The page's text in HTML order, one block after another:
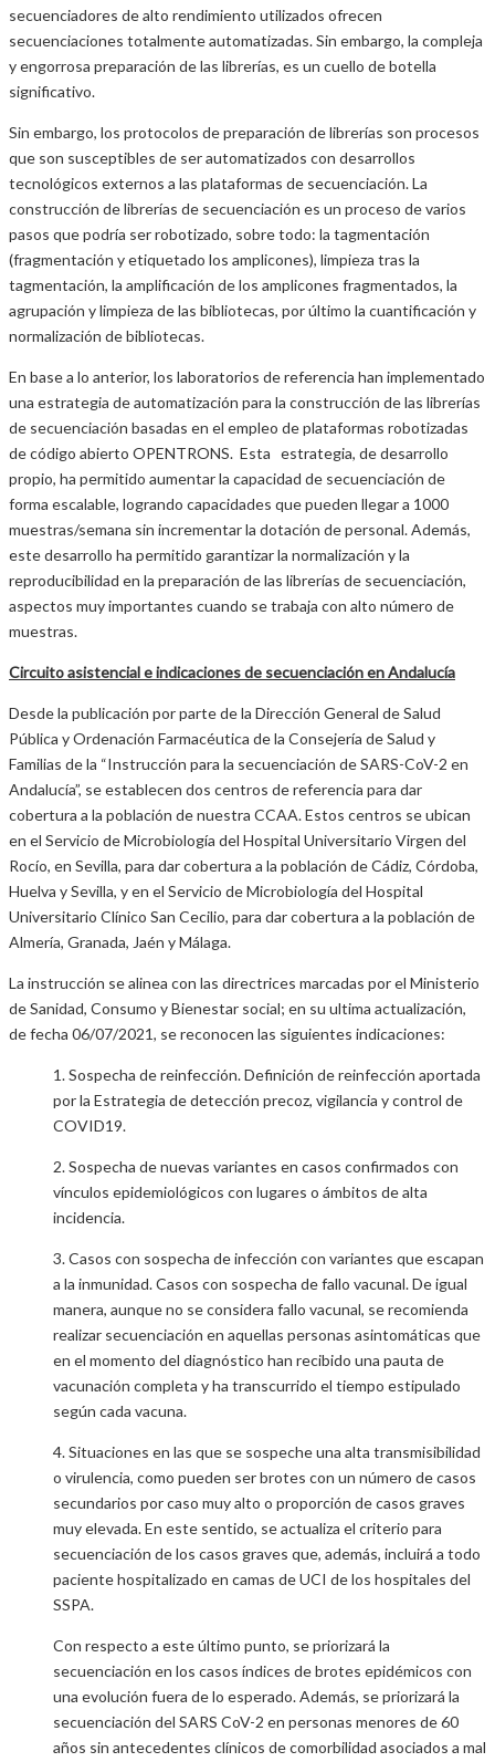
secuenciadores de alto rendimiento utilizados ofrecen
secuenciaciones totalmente automatizadas. Sin embargo, la compleja
y engorrosa preparación de las librerías, es un cuello de botella
significativo.
Sin embargo, los protocolos de preparación de librerías son procesos
que son susceptibles de ser automatizados con desarrollos
tecnológicos externos a las plataformas de secuenciación. La
construcción de librerías de secuenciación es un proceso de varios
pasos que podría ser robotizado, sobre todo: la tagmentación
(fragmentación y etiquetado los amplicones), limpieza tras la
tagmentación, la amplificación de los amplicones fragmentados, la
agrupación y limpieza de las bibliotecas, por último la cuantificación y
normalización de bibliotecas.
En base a lo anterior, los laboratorios de referencia han implementado
una estrategia de automatización para la construcción de las librerías
de secuenciación basadas en el empleo de plataformas robotizadas
de código abierto OPENTRONS. Esta estrategia, de desarrollo
propio, ha permitido aumentar la capacidad de secuenciación de
forma escalable, logrando capacidades que pueden llegar a 1000
muestras/semana sin incrementar la dotación de personal. Además,
este desarrollo ha permitido garantizar la normalización y la
reproducibilidad en la preparación de las librerías de secuenciación,
aspectos muy importantes cuando se trabaja con alto número de
muestras.
Circuito asistencial e indicaciones de secuenciación en Andalucía
Desde la publicación por parte de la Dirección General de Salud
Pública y Ordenación Farmacéutica de la Consejería de Salud y
Familias de la “Instrucción para la secuenciación de SARS-CoV-2 en
Andalucía”, se establecen dos centros de referencia para dar
cobertura a la población de nuestra CCAA. Estos centros se ubican
en el Servicio de Microbiología del Hospital Universitario Virgen del
Rocío, en Sevilla, para dar cobertura a la población de Cádiz, Córdoba,
Huelva y Sevilla, y en el Servicio de Microbiología del Hospital
Universitario Clínico San Cecilio, para dar cobertura a la población de
Almería, Granada, Jaén y Málaga.
La instrucción se alinea con las directrices marcadas por el Ministerio
de Sanidad, Consumo y Bienestar social; en su ultima actualización,
de fecha 06/07/2021, se reconocen las siguientes indicaciones:
1. Sospecha de reinfección. Definición de reinfección aportada
por la Estrategia de detección precoz, vigilancia y control de
COVID19.
2. Sospecha de nuevas variantes en casos confirmados con
vínculos epidemiológicos con lugares o ámbitos de alta
incidencia.
3. Casos con sospecha de infección con variantes que escapan
a la inmunidad. Casos con sospecha de fallo vacunal. De igual
manera, aunque no se considera fallo vacunal, se recomienda
realizar secuenciación en aquellas personas asintomáticas que
en el momento del diagnóstico han recibido una pauta de
vacunación completa y ha transcurrido el tiempo estipulado
según cada vacuna.
4. Situaciones en las que se sospeche una alta transmisibilidad
o virulencia, como pueden ser brotes con un número de casos
secundarios por caso muy alto o proporción de casos graves
muy elevada. En este sentido, se actualiza el criterio para
secuenciación de los casos graves que, además, incluirá a todo
paciente hospitalizado en camas de UCI de los hospitales del
SSPA.
Con respecto a este último punto, se priorizará la
secuenciación en los casos índices de brotes epidémicos con
una evolución fuera de lo esperado. Además, se priorizará la
secuenciación del SARS CoV-2 en personas menores de 60
años sin antecedentes clínicos de comorbilidad asociados a mal